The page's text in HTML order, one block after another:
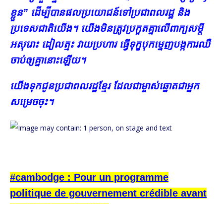
ខ្លួន” ដើម្បីបានផលប្រយោជន៍ទៅប្រជាពលរដ្ឋ និង
ប្រទេសជាតិយើង។ យើងមិនត្រូវប្រកួតគ្នាលើពាក្យសម្ដី
អសុរោះ ដៀល​ត្មះ វាយប្រហារ ធ្វើទុក្ខបុកម្នេញបង្កការឈឺ
ចាប់ឲ្យគ្នានោះឡើយ។
យើងទុកជូនប្រជាពលរដ្ឋខ្មែរ ដែលជាម្ចាស់ឆ្នោតជាអ្នក
សម្រេចចុះ។
#cambodge : Pour un programme
politique de gouvernement crédible avant